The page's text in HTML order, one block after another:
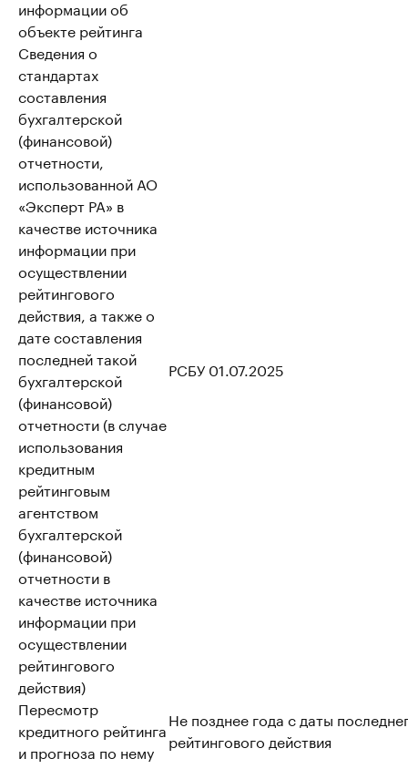
информации об
объекте рейтинга
Сведения о
стандартах
составления
бухгалтерской
(финансовой)
отчетности,
использованной АО
«Эксперт РА» в
качестве источника
информации при
осуществлении
рейтингового
действия, а также о
дате составления
последней такой
бухгалтерской
(финансовой)
отчетности (в случае
использования
кредитным
рейтинговым
агентством
бухгалтерской
(финансовой)
отчетности в
качестве источника
информации при
осуществлении
рейтингового
действия)
РСБУ 01.07.2025
Пересмотр
кредитного рейтинга
и прогноза по нему
Не позднее года с даты
рейтингового действия